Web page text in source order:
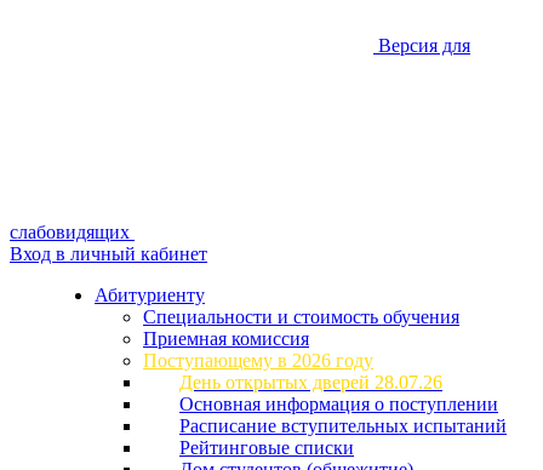
Версия для
слабовидящих
Вход в личный кабинет
Абитуриенту
Специальности и стоимость обучения
Приемная комиссия
Поступающему в 2026 году
День открытых дверей 28.07.26
Основная информация о поступлении
Расписание вступительных испытаний
Рейтинговые списки